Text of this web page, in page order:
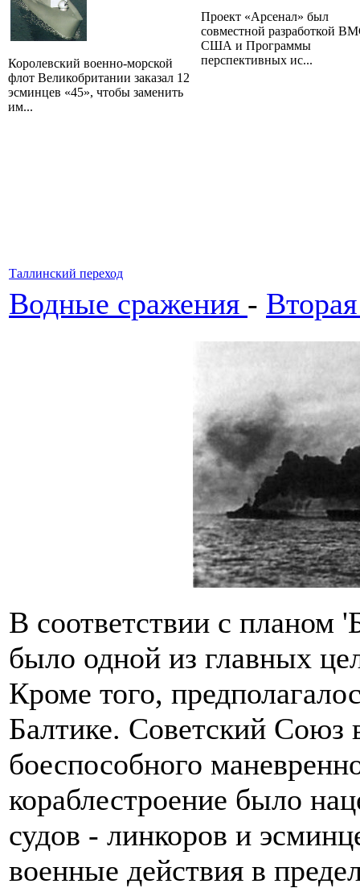
Королевский военно-морской
флот Великобритании заказал 12
эсминцев «45», чтобы заменить
им...
Проект «Арсенал» был
совместной разработкой
США и Программы
перспективных ис...
Таллинский переход
Водные сражения -
В соответствии с планом
было одной из главных
Кроме того,
Балтике. Советский Союз
боеспособного
кораблестроение было
судов - линкоров и
военные действия в